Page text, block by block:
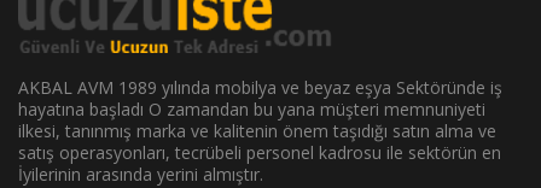
AKBAL AVM 1989 yılında mobilya ve beyaz eşya Sektöründe iş
hayatına başladı O zamandan bu yana müşteri memnuniyeti
ilkesi, tanınmış marka ve kalitenin önem taşıdığı satın alma ve
satış operasyonları, tecrübeli personel kadrosu ile sektörün en
İyilerinin arasında yerini almıştır.